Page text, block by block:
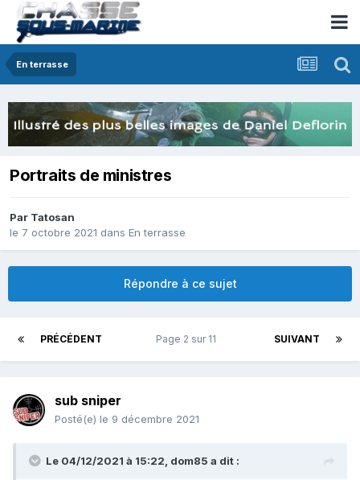
En terrasse
Portraits de ministres
Par Tatosan
le 7 octobre 2021 dans En terrasse
Répondre à ce sujet
PRÉCÉDENT SUIVANT
Page 2 sur 11
sub sniper
Posté(e) le 9 décembre 2021
Le 04/12/2021 à 15:22, dom85 a dit :